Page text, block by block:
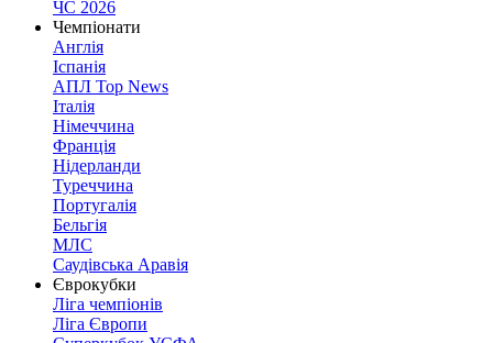
ЧС 2026
Чемпіонати
Англія
Іспанія
АПЛ Top News
Італія
Німеччина
Франція
Нідерланди
Туреччина
Португалія
Бельгія
МЛС
Саудівська Аравія
Єврокубки
Ліга чемпіонів
Ліга Європи